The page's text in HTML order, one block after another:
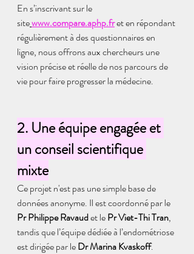
En s’inscrivant sur le
sitewww.compare.aphp.fret en répondant
régulièrement à des questionnaires en
ligne, nous offrons aux chercheurs une
vision précise et réelle de nos parcours de
vie pour faire progresser la médecine.
2. Une équipe engagée et
un conseil scientifique
mixte
Ce projet n'est pas une simple base de
données anonyme. Il est coordonné par le
Pr Philippe Ravaud et le Pr Viet-Thi Tran,
tandis que l’équipe dédiée à l’endométriose
est dirigée par le Dr Marina Kvaskoff.